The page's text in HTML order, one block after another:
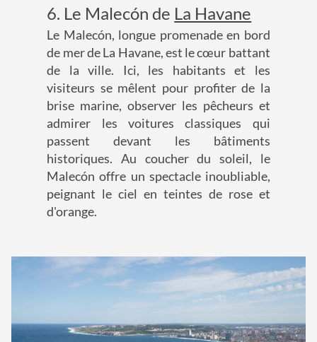
6. Le Malecón de La Havane
Le Malecón, longue promenade en bord
de mer de La Havane, est le cœur battant
de la ville. Ici, les habitants et les
visiteurs se mêlent pour profiter de la
brise marine, observer les pêcheurs et
admirer les voitures classiques qui
passent devant les bâtiments
historiques. Au coucher du soleil, le
Malecón offre un spectacle inoubliable,
peignant le ciel en teintes de rose et
d'orange.